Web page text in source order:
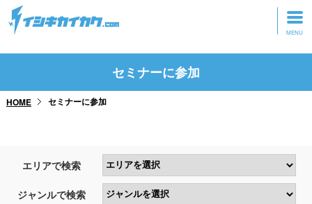
トップページ
研修・ツアーに参加
セミナーに参加
HOME セミナーに参加
エリアで検索
ジャンルで検索